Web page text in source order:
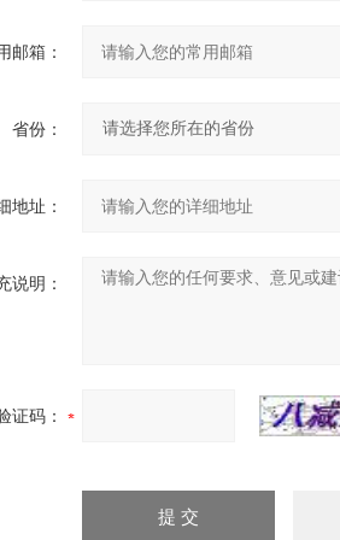
邮箱：
省份：
地址：
说明：
证码：